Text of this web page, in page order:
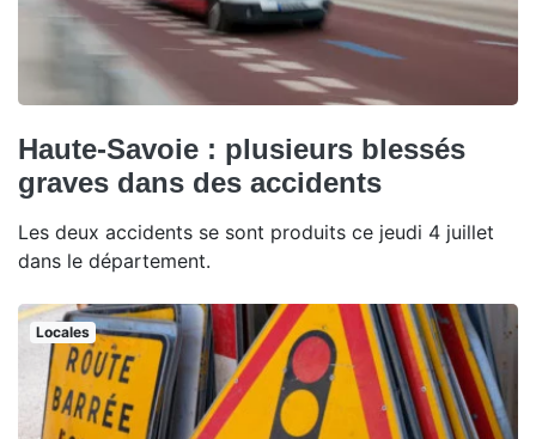
Haute-Savoie : plusieurs blessés
graves dans des accidents
Les deux accidents se sont produits ce jeudi 4 juillet
dans le département.
Locales